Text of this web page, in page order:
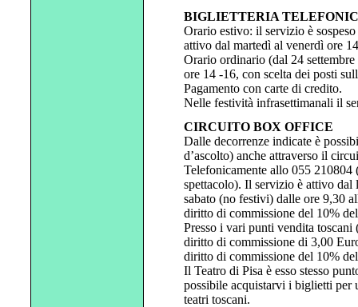
BIGLIETTERIA
Orario estivo: il servizio è
attivo dal martedì al venerdì ore
Orario ordinario (dal 24
ore 14 -16, con scelta dei posti
Pagamento con carte di credito.
Nelle festività infrasettimanali il
CIRCUITO BOX OFFICE
Dalle decorrenze indicate è
d’ascolto) anche attraverso il
Telefonicamente allo 055
spettacolo). Il servizio è attivo
sabato (no festivi) dalle ore 9,30
diritto di commissione del 10%
Presso i vari punti vendita
diritto di commissione di 3,00
diritto di commissione del 10%
Il Teatro di Pisa è esso stesso
possibile acquistarvi i biglietti
teatri toscani.